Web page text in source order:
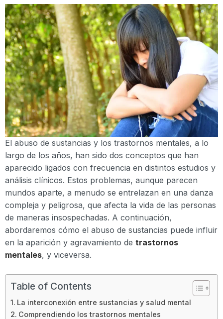
El abuso de sustancias y los trastornos mentales, a lo
largo de los años, han sido dos conceptos que han
aparecido ligados con frecuencia en distintos estudios y
análisis clínicos. Estos problemas, aunque parecen
mundos aparte, a menudo se entrelazan en una danza
compleja y peligrosa, que afecta la vida de las personas
de maneras insospechadas. A continuación,
abordaremos cómo el abuso de sustancias puede influir
en la aparición y agravamiento de trastornos
mentales, y viceversa.
Table of Contents
La interconexión entre sustancias y salud mental
Comprendiendo los trastornos mentales